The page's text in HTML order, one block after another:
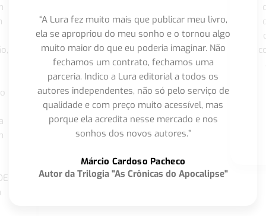
“A Lura fez muito mais que publicar meu livro,
ela se apropriou do meu sonho e o tornou algo
muito maior do que eu poderia imaginar. Não
fechamos um contrato, fechamos uma
parceria. Indico a Lura editorial a todos os
autores independentes, não só pelo serviço de
qualidade e com preço muito acessível, mas
porque ela acredita nesse mercado e nos
sonhos dos novos autores.”
Márcio Cardoso Pacheco
Autor da Trilogia "As Crônicas do Apocalipse"